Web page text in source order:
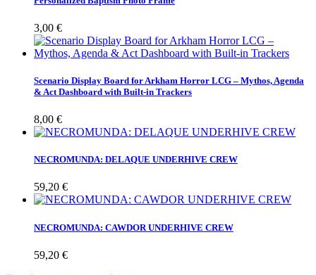
3,00 €
Scenario Display Board for Arkham Horror LCG – Mythos, Agenda
& Act Dashboard with Built-in Trackers
8,00 €
NECROMUNDA: DELAQUE UNDERHIVE CREW
59,20 €
NECROMUNDA: CAWDOR UNDERHIVE CREW
59,20 €